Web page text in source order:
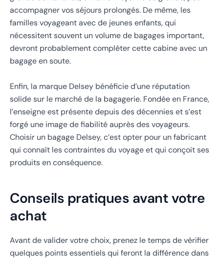
accompagner vos séjours prolongés. De même, les
familles voyageant avec de jeunes enfants, qui
nécessitent souvent un volume de bagages important,
devront probablement compléter cette cabine avec un
bagage en soute.
Enfin, la marque Delsey bénéficie d’une réputation
solide sur le marché de la bagagerie. Fondée en France,
l’enseigne est présente depuis des décennies et s’est
forgé une image de fiabilité auprès des voyageurs.
Choisir un bagage Delsey, c’est opter pour un fabricant
qui connaît les contraintes du voyage et qui conçoit ses
produits en conséquence.
Conseils pratiques avant votre
achat
Avant de valider votre choix, prenez le temps de vérifier
quelques points essentiels qui feront la différence dans